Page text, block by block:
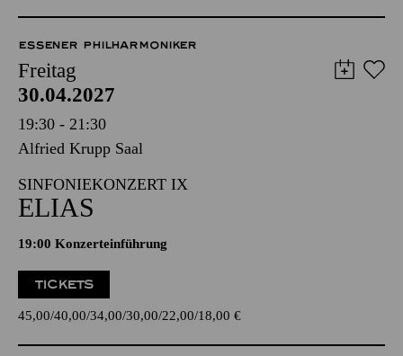
ESSENER PHILHARMONIKER
Freitag
30.04.2027
19:30 - 21:30
Alfried Krupp Saal
SINFONIEKONZERT IX
ELIAS
19:00 Konzerteinführung
TICKETS
45,00 40,00 34,00 30,00 22,00 18,00 €